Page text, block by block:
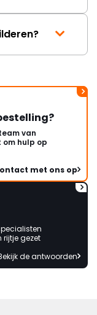
van
hulp op
met ons op
rijtje gezet
de antwoorden